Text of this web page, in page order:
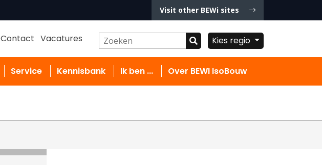
Visit other BEWi sites
Contact Vacatures Kies regio
Service Kennisbank Ik ben ... Over BEWI IsoBouw